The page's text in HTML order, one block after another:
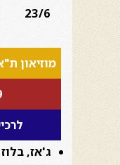
23/6
מוזיאון ת"א
ג'אז, בלוז